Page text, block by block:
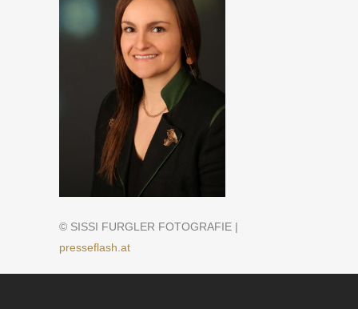
© SISSI FURGLER FOTOGRAFIE |
presseflash.at